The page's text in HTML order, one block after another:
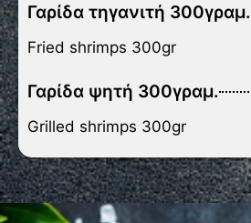
Γαρίδα τηγανιτή 300γραμ.
Fried shrimps 300gr
Γαρίδα ψητή 300γραμ.
Grilled shrimps 300gr